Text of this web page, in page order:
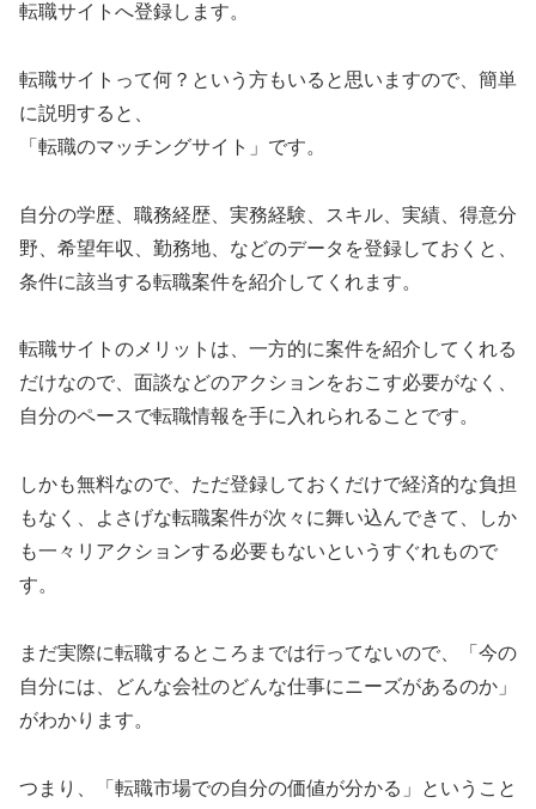
転職サイトへ登録します。
転職サイトって何？という方もいると思いますので、簡単
に説明すると、
「転職のマッチングサイト」です。
自分の学歴、職務経歴、実務経験、スキル、実績、得意分
野、希望年収、勤務地、などのデータを登録しておくと、
条件に該当する転職案件を紹介してくれます。
転職サイトのメリットは、一方的に案件を紹介してくれる
だけなので、面談などのアクションをおこす必要がなく、
自分のペースで転職情報を手に入れられることです。
しかも無料なので、ただ登録しておくだけで経済的な負担
もなく、よさげな転職案件が次々に舞い込んできて、しか
も一々リアクションする必要もないというすぐれもので
す。
まだ実際に転職するところまでは行ってないので、「今の
自分には、どんな会社のどんな仕事にニーズがあるのか」
がわかります。
つまり、「転職市場での自分の価値が分かる」ということ